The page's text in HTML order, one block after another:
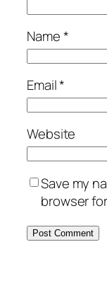
Name*
Email*
Website
Save my
browser